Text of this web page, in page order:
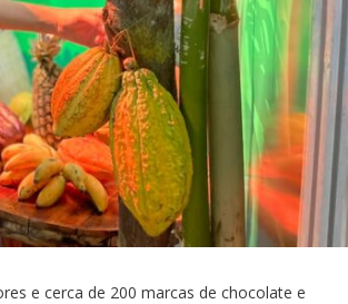
e cerca de 200 marcas de chocolate e